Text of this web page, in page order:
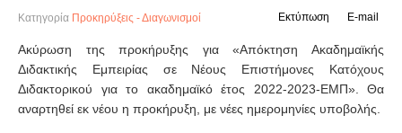
Κατηγορία Προκηρύξεις - Διαγωνισμοί E-mail
Εκτύπωση
Ακύρωση της προκήρυξης για «Απόκτηση Ακαδημαϊκής
Διδακτικής Εμπειρίας σε Νέους Επιστήμονες Κατόχους
Διδακτορικού για το ακαδημαϊκό έτος 2022-2023-ΕΜΠ». Θα
αναρτηθεί εκ νέου η προκήρυξη, με νέες ημερομηνίες υποβολής.